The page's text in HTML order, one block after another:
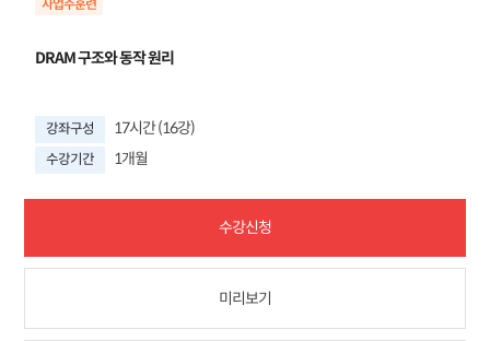
DRAM 구조와 동작 원리
강좌구성 17시간 (16강)
수강기간 1개월
수강신청
미리보기